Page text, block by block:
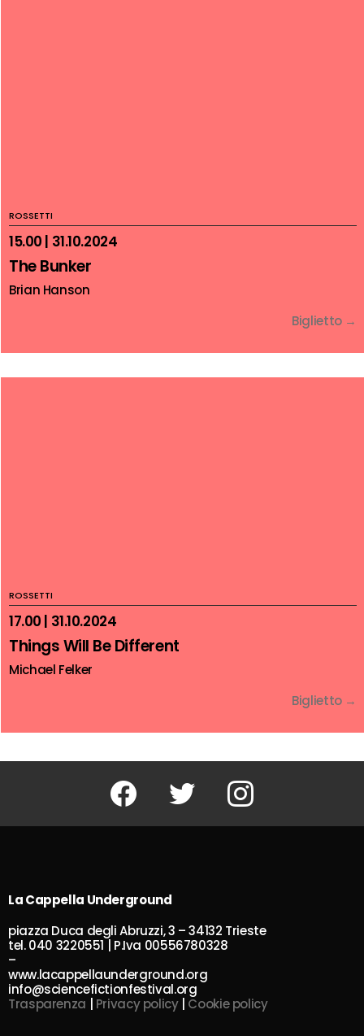
ROSSETTI
15.00 | 31.10.2024
The Bunker
Brian Hanson
Biglietto →
ROSSETTI
17.00 | 31.10.2024
Things Will Be Different
Michael Felker
Biglietto →
Facebook Twitter Instagram
La Cappella Underground
piazza Duca degli Abruzzi, 3 – 34132 Trieste
tel. 040 3220551 | P.Iva 00556780328
–
www.lacappellaunderground.org
info@sciencefictionfestival.org
Trasparenza
Privacy policy| Cookie policy